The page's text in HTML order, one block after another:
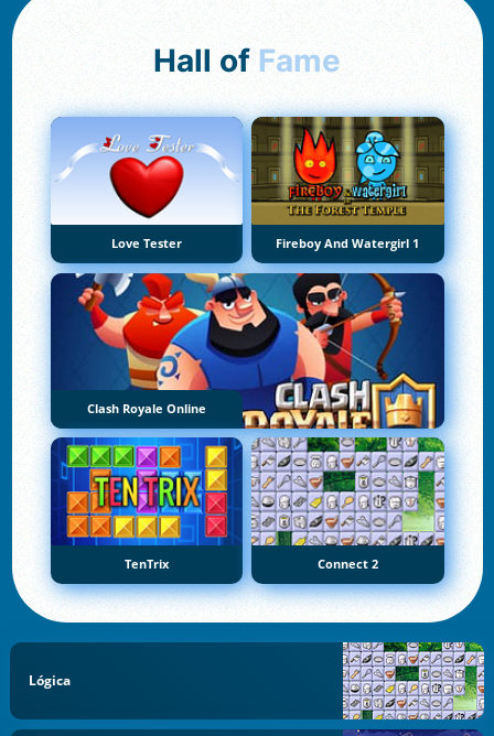
Hall of Fame
Love Tester Fireboy And Watergirl 1
Clash Royale Online
TenTrix Connect 2
Lógica